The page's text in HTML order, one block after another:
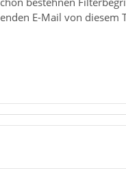
E-Mail von diesem